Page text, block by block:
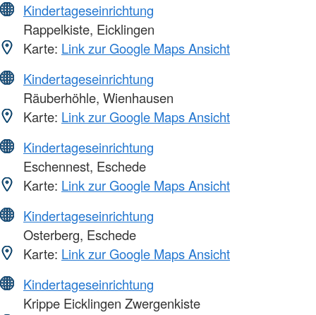
Kindertageseinrichtung
Rappelkiste, Eicklingen
Karte: Link zur Google Maps Ansicht
Kindertageseinrichtung
Räuberhöhle, Wienhausen
Karte: Link zur Google Maps Ansicht
Kindertageseinrichtung
Eschennest, Eschede
Karte: Link zur Google Maps Ansicht
Kindertageseinrichtung
Osterberg, Eschede
Karte: Link zur Google Maps Ansicht
Kindertageseinrichtung
Krippe Eicklingen Zwergenkiste